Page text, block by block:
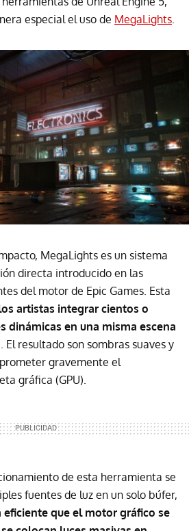
especial el uso de MegaLights.
MegaLights es un sistema
directa introducido en las
del motor de Epic Games. Esta
artistas integrar cientos o
dinámicas en una misma escena
. El resultado son sombras suaves y
gravemente el
gráfica (GPU).
de esta herramienta se
fuentes de luz en un solo búfer,
que el motor gráfico se